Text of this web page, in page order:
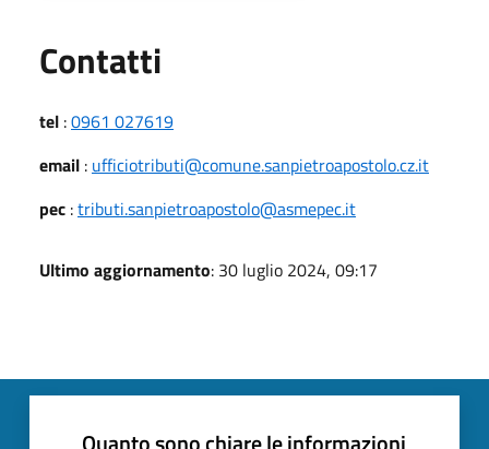
Contatti
tel :0961 027619
email : ufficiotributi@comune.sanpietroapostolo.cz.it
pec :tributi.sanpietroapostolo@asmepec.it
Ultimo aggiornamento: 30 luglio 2024, 09:17